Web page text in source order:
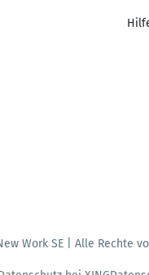
Work SE | Alle Rechte